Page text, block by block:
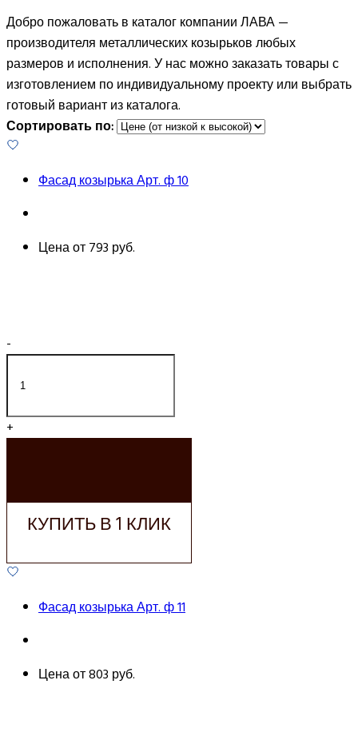
Добро пожаловать в каталог компании ЛАВА —
производителя металлических козырьков любых
размеров и исполнения. У нас можно заказать товары с
изготовлением по индивидуальному проекту или выбрать
готовый вариант из каталога.
Сортировать по:
Фасад козырька Арт. ф 10
Цена от793 руб.
-
+
КУПИТЬ В 1 КЛИК
Фасад козырька Арт. ф 11
Цена от803 руб.